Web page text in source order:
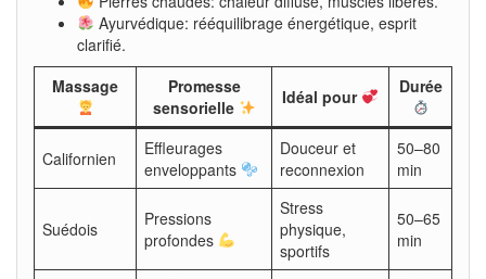
Ayurvédique: rééquilibrage énergétique, esprit
clarifié.
Massage
Promesse
sensorielle
Idéal pour Durée
Californien
Effleurages
enveloppants
Douceur et
reconnexion
50–80
min
Suédois
Pressions
profondes
Stress
physique,
sportifs
50–65
min